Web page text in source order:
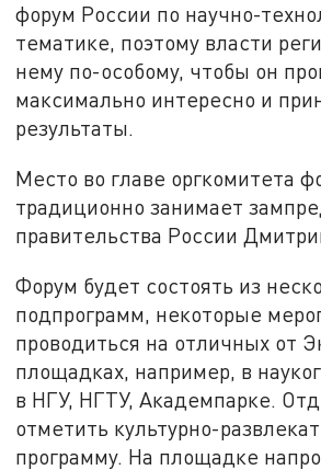
форум России по научно-
тематике, поэтому власти
нему по-особому, чтобы он
максимально интересно и
результаты.
Место во главе оргкомитета
традиционно занимает
правительства России
Форум будет состоять из
подпрограмм, некоторые
проводиться на отличных от
площадках, например, в
в НГУ, НГТУ, Академпарке.
отметить культурно-
программу. На площадке